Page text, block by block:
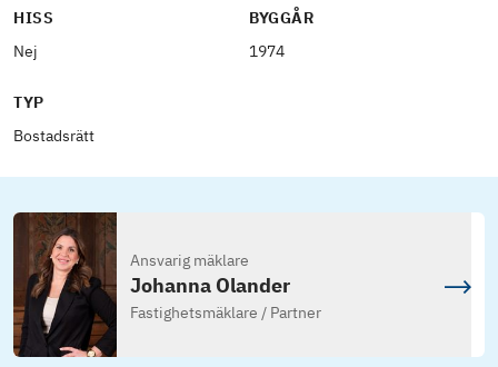
HISS
Nej
BYGGÅR
1974
TYP
Bostadsrätt
Ansvarig mäklare
Johanna Olander
Fastighetsmäklare / Partner